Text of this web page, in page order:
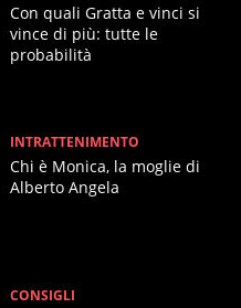
Con quali Gratta e vinci si
vince di più: tutte le
probabilità
INTRATTENIMENTO
Chi è Monica, la moglie di
Alberto Angela
CONSIGLI